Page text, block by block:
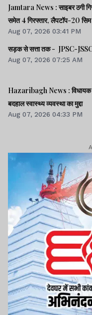
Jamtara News : साइबर ठगी
समेत 4 गिरफ्तार, लैपटॉप-20
Aug 07, 2026 03:41 PM
सड़क से सत्ता तक - JPSC-
Aug 07, 2026 07:25 AM
Hazaribagh News : विधायक
बदहाल स्वास्थ्य व्यवस्था का मुद्दा
Aug 07, 2026 04:33 PM